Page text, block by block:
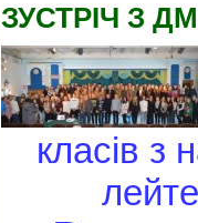
ЗУСТРІЧ З
класів з